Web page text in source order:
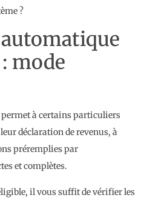
?
mode
à certains particuliers
déclaration de revenus, à
préremplies par
et complètes.
il vous suffit de vérifier les